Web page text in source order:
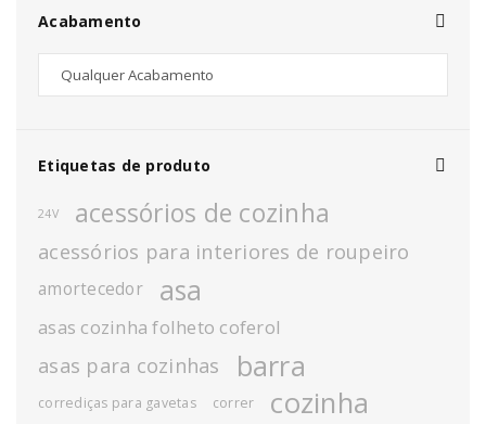
Acabamento
Etiquetas de produto
24V acessórios de cozinha
acessórios para interiores de roupeiro
amortecedor asa
asas cozinha folheto coferol
asas para cozinhas barra
corrediças para gavetas correr cozinha